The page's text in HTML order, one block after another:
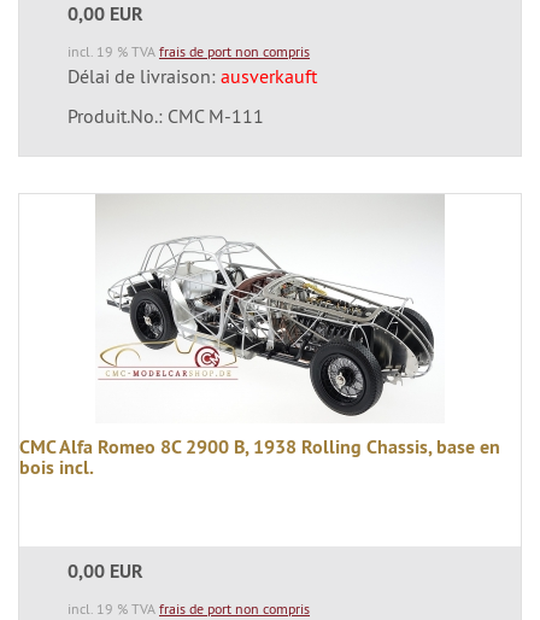
0,00 EUR
incl. 19 % TVA frais de port non compris
Délai de livraison: ausverkauft
Produit.No.: CMC M-111
CMC Alfa Romeo 8C 2900 B, 1938 Rolling Chassis, base en
bois incl.
0,00 EUR
incl. 19 % TVA frais de port non compris